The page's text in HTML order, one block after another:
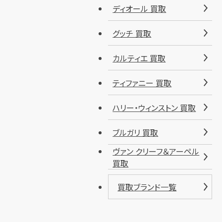
ディオール 買取
グッチ 買取
カルティエ 買取
ティファニー 買取
ハリー・ウィンストン 買取
ブルガリ 買取
ヴァン クリーフ＆アーペル
買取
買取ブランド一覧